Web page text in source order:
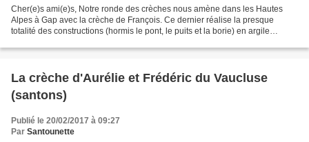
Cher(e)s ami(e)s, Notre ronde des crèches nous amène dans les Hautes
Alpes à Gap avec la crèche de François. Ce dernier réalise la presque
totalité des constructions (hormis le pont, le puits et la borie) en argile
La crèche d'Aurélie et Frédéric du Vaucluse
(santons)
Publié le 20/02/2017 à 09:27
Par Santounette